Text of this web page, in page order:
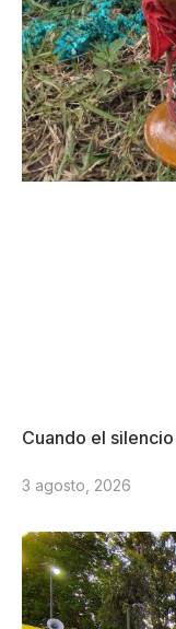
Cuando el
3 agosto, 2026